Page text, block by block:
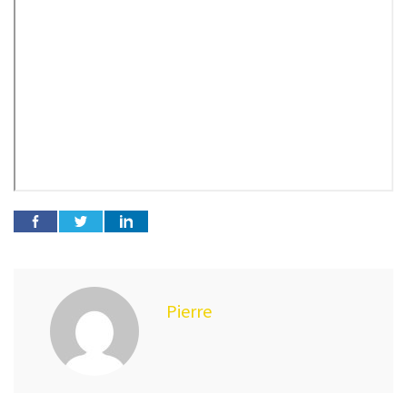
Pierre